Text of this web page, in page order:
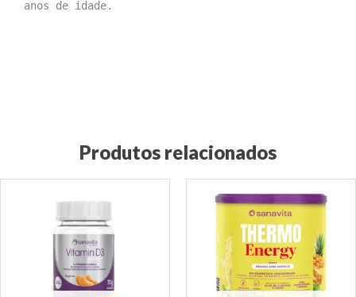
anos de idade.
Produtos relacionados